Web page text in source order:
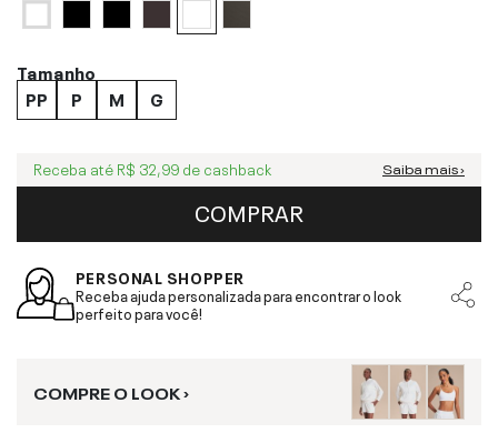
Tamanho
PP
P M G
Receba até R$ 32,99 de cashback Saiba mais ›
COMPRAR
PERSONAL SHOPPER
Receba ajuda personalizada para encontrar o look
perfeito para você!
COMPRE O LOOK ›